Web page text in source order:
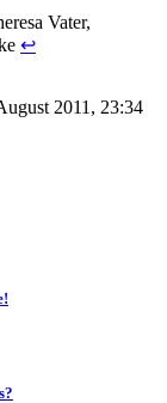
Vater,
↩
2011, 23:34